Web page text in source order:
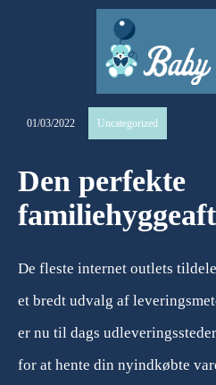
01/03/2022 Uncategorized
Den perfekte
De fleste internet outlets
et bredt udvalg af
er nu til dags
for at hente din nyindkøbte